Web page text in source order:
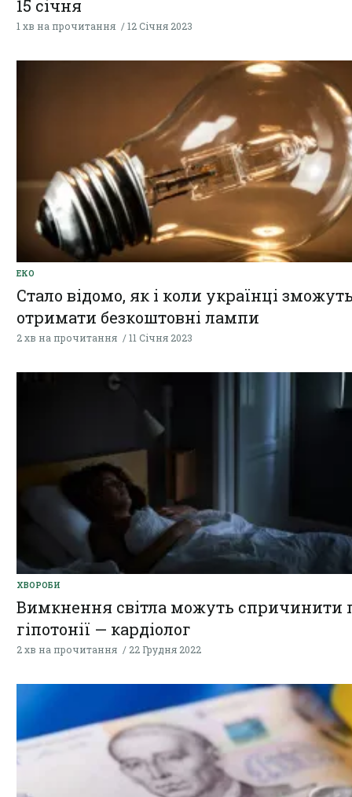
15 січня
1 хв на прочитання 12 Січня 2023
ЕКО
Стало відомо, як і коли українці
отримати безкоштовні лампи
2 хв на прочитання 11 Січня 2023
ХВОРОБИ
Вимкнення світла можуть спричинити
гіпотонії — кардіолог
2 хв на прочитання 22 Грудня 2022